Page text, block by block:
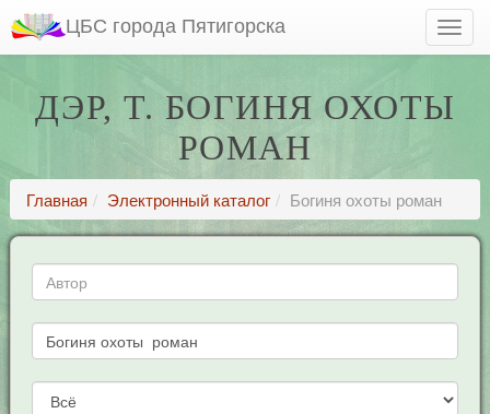
ЦБС города Пятигорска
ДЭР, Т. БОГИНЯ ОХОТЫ
РОМАН
Главная Электронный каталог Богиня охоты роман